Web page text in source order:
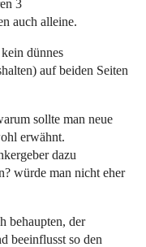
3
auch alleine.
dünnes
auf beiden Seiten
sollte man neue
erwähnt.
dazu
würde man nicht eher
behaupten, der
beeinflusst so den